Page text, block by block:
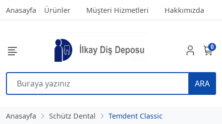
Anasayfa Ürünler Müşteri Hizmetleri Hakkımızda
ARA
0
Anasayfa Schütz Dental Temdent Classic